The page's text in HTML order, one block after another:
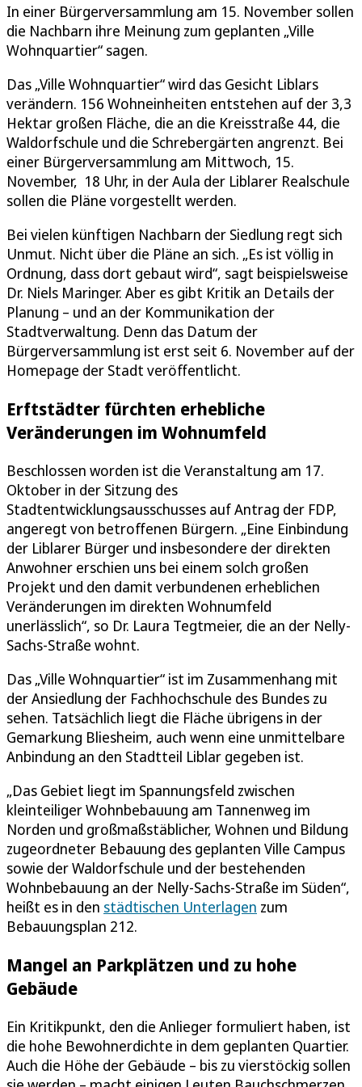
In einer Bürgerversammlung am 15. November sollen
die Nachbarn ihre Meinung zum geplanten „Ville
Wohnquartier“ sagen.
Das „Ville Wohnquartier“ wird das Gesicht Liblars
verändern. 156 Wohneinheiten entstehen auf der 3,3
Hektar großen Fläche, die an die Kreisstraße 44, die
Waldorfschule und die Schrebergärten angrenzt. Bei
einer Bürgerversammlung am Mittwoch, 15.
November, 18 Uhr, in der Aula der Liblarer Realschule
sollen die Pläne vorgestellt werden.
Bei vielen künftigen Nachbarn der Siedlung regt sich
Unmut. Nicht über die Pläne an sich. „Es ist völlig in
Ordnung, dass dort gebaut wird“, sagt beispielsweise
Dr. Niels Maringer. Aber es gibt Kritik an Details der
Planung – und an der Kommunikation der
Stadtverwaltung. Denn das Datum der
Bürgerversammlung ist erst seit 6. November auf der
Homepage der Stadt veröffentlicht.
Erftstädter fürchten erhebliche
Veränderungen im Wohnumfeld
Beschlossen worden ist die Veranstaltung am 17.
Oktober in der Sitzung des
Stadtentwicklungsausschusses auf Antrag der FDP,
angeregt von betroffenen Bürgern. „Eine Einbindung
der Liblarer Bürger und insbesondere der direkten
Anwohner erschien uns bei einem solch großen
Projekt und den damit verbundenen erheblichen
Veränderungen im direkten Wohnumfeld
unerlässlich“, so Dr. Laura Tegtmeier, die an der Nelly-
Sachs-Straße wohnt.
Das „Ville Wohnquartier“ ist im Zusammenhang mit
der Ansiedlung der Fachhochschule des Bundes zu
sehen. Tatsächlich liegt die Fläche übrigens in der
Gemarkung Bliesheim, auch wenn eine unmittelbare
Anbindung an den Stadtteil Liblar gegeben ist.
„Das Gebiet liegt im Spannungsfeld zwischen
kleinteiliger Wohnbebauung am Tannenweg im
Norden und großmaßstäblicher, Wohnen und Bildung
zugeordneter Bebauung des geplanten Ville Campus
sowie der Waldorfschule und der bestehenden
Wohnbebauung an der Nelly-Sachs-Straße im Süden“,
heißt es in den städtischen Unterlagen zum
Bebauungsplan 212.
Mangel an Parkplätzen und zu hohe
Gebäude
Ein Kritikpunkt, den die Anlieger formuliert haben, ist
die hohe Bewohnerdichte in dem geplanten Quartier.
Auch die Höhe der Gebäude – bis zu vierstöckig sollen